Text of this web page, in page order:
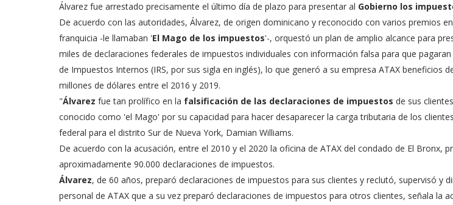
Álvarez fue arrestado precisamente el último día de plazo para presentar al Gobierno los
De acuerdo con las autoridades, Álvarez, de origen dominicano y reconocido con varios premios
franquicia -le llamaban 'El Mago de los impuestos'-, orquestó un plan de amplio alcance para
miles de declaraciones federales de impuestos individuales con información falsa para que
de Impuestos Internos (IRS, por sus sigla en inglés), lo que generó a su empresa ATAX beneficios
millones de dólares entre el 2016 y 2019.
"Álvarez fue tan prolífico en la falsificación de las declaraciones de impuestos de sus
conocido como 'el Mago' por su capacidad para hacer desaparecer la carga tributaria de los
federal para el distrito Sur de Nueva York, Damian Williams.
De acuerdo con la acusación, entre el 2010 y el 2020 la oficina de ATAX del condado de El Bronx,
aproximadamente 90.000 declaraciones de impuestos.
Álvarez, de 60 años, preparó declaraciones de impuestos para sus clientes y reclutó, supervisó y
personal de ATAX que a su vez preparó declaraciones de impuestos para otros clientes, señala la